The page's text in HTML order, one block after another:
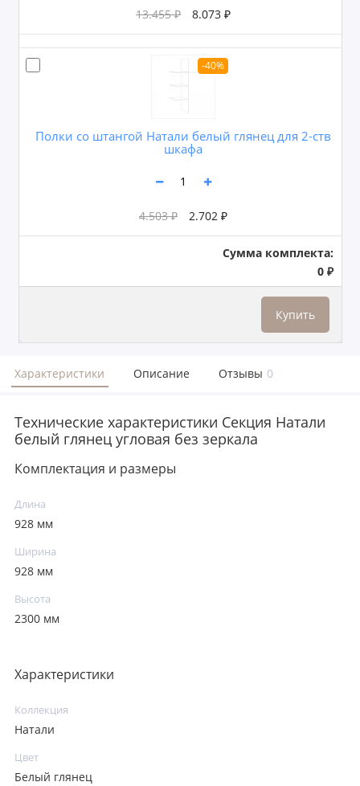
13.455 ₽ 8.073 ₽
-40%
Полки со штангой Натали белый глянец для 2-ств
шкафа
4.503 ₽ 2.702 ₽
Сумма комплекта:
0 ₽
Купить
Характеристики Описание Отзывы 0
Технические характеристики Секция Натали
белый глянец угловая без зеркала
Комплектация и размеры
Длина
928 мм
Ширина
928 мм
Высота
2300 мм
Характеристики
Коллекция
Натали
Цвет
Белый глянец